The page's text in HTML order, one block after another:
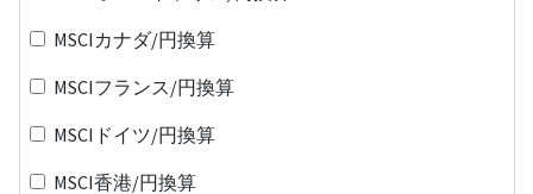
MSCIカナダ/円換算
MSCIフランス/円換算
MSCIドイツ/円換算
MSCI香港/円換算